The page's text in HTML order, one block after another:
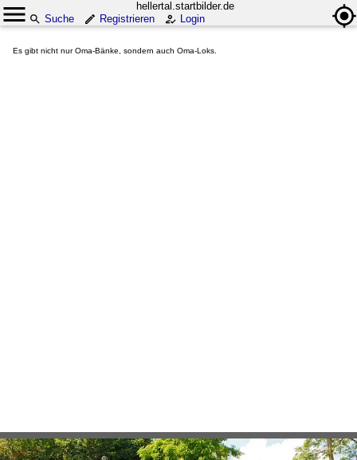
hellertal.startbilder.de
Suche
Registrieren Login
Es gibt nicht nur Oma-Bänke, sondern auch Oma-Loks.